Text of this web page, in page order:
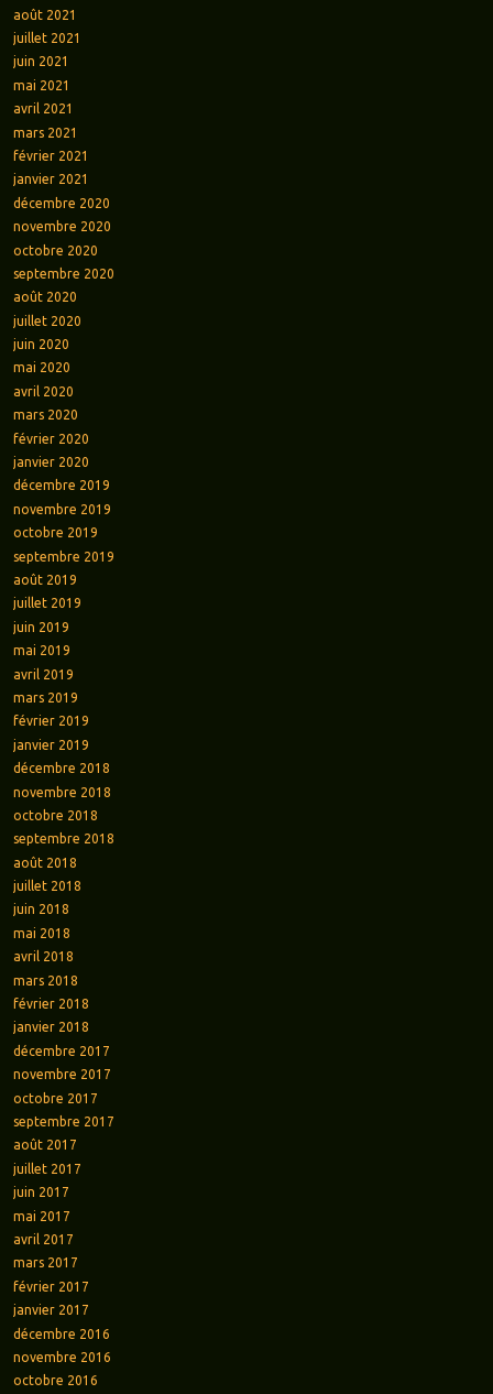
août 2021
juillet 2021
juin 2021
mai 2021
avril 2021
mars 2021
février 2021
janvier 2021
décembre 2020
novembre 2020
octobre 2020
septembre 2020
août 2020
juillet 2020
juin 2020
mai 2020
avril 2020
mars 2020
février 2020
janvier 2020
décembre 2019
novembre 2019
octobre 2019
septembre 2019
août 2019
juillet 2019
juin 2019
mai 2019
avril 2019
mars 2019
février 2019
janvier 2019
décembre 2018
novembre 2018
octobre 2018
septembre 2018
août 2018
juillet 2018
juin 2018
mai 2018
avril 2018
mars 2018
février 2018
janvier 2018
décembre 2017
novembre 2017
octobre 2017
septembre 2017
août 2017
juillet 2017
juin 2017
mai 2017
avril 2017
mars 2017
février 2017
janvier 2017
décembre 2016
novembre 2016
octobre 2016